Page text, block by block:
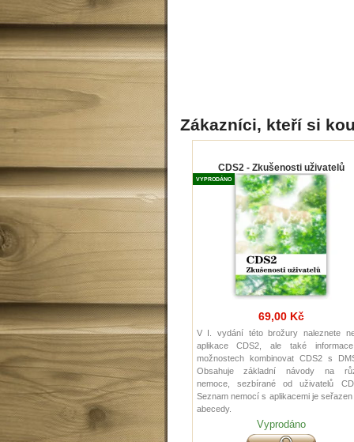
Zákazníci, kteří si
CDS2 - Zkušenosti uživatelů
VYPRODÁNO
69,00 Kč
V I. vydání této brožury naleznete
aplikace CDS2, ale také
možnostech kombinovat CDS2 s
Obsahuje základní návody na
nemoce, sezbírané od uživatelů
Seznam nemocí s aplikacemi je seřazen
abecedy.
Vyprodáno